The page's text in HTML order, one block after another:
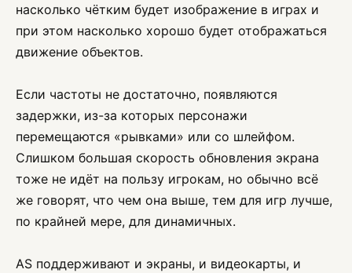
насколько чётким будет изображение в играх и
при этом насколько хорошо будет отображаться
движение объектов.
Если частоты не достаточно, появляются
задержки, из-за которых персонажи
перемещаются «рывками» или со шлейфом.
Слишком большая скорость обновления экрана
тоже не идёт на пользу игрокам, но обычно всё
же говорят, что чем она выше, тем для игр лучше,
по крайней мере, для динамичных.
AS поддерживают и экраны, и видеокарты, и